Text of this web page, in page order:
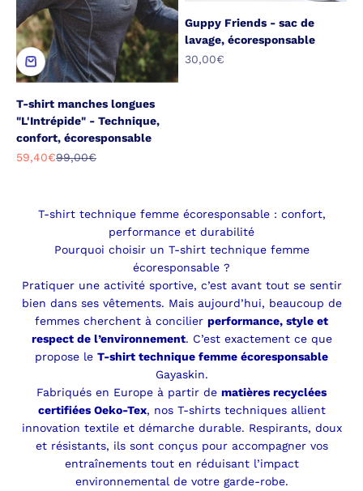
T-shirt manches longues
"L'Intrépide" - Technique,
confort, écoresponsable
Prix de vente
59,40€Prix normal
99,00€
Guppy Friends - sac de
lavage, écoresponsable
Prix de vente
30,00€
T-shirt technique femme écoresponsable : confort,
performance et durabilité
Pourquoi choisir un T-shirt technique femme
écoresponsable ?
Pratiquer une activité sportive, c’est avant tout se sentir
bien dans ses vêtements. Mais aujourd’hui, beaucoup de
femmes cherchent à concilier performance, style et
respect de l’environnement. C’est exactement ce que
propose le T-shirt technique femme écoresponsable
Gayaskin.
Fabriqués en Europe à partir de matières recyclées
certifiées Oeko-Tex, nos T-shirts techniques allient
innovation textile et démarche durable. Respirants, doux
et résistants, ils sont conçus pour accompagner vos
entraînements tout en réduisant l’impact
environnemental de votre garde-robe.